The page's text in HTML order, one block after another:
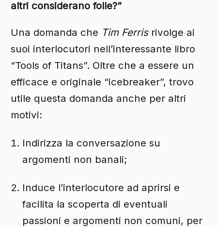
altri considerano folle?”
Una domanda che Tim Ferrisrivolge ai
suoi interlocutori nell’interessante libro
“Tools of Titans”. Oltre che a essere un
efficace e originale “icebreaker”, trovo
utile questa domanda anche per altri
motivi:
Indirizza la conversazione su
argomenti non banali;
Induce l’interlocutore ad aprirsi e
facilita la scoperta di eventuali
passioni e argomenti non comuni, per